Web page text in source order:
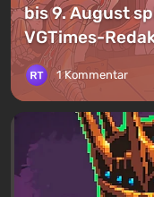
bis 9. August
VGTimes-
1 Kommentar